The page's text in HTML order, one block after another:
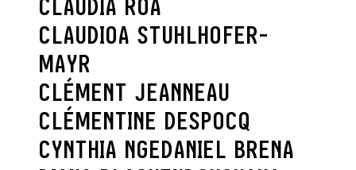
CLAUDIA ROA
CLAUDIOA STUHLHOFER-
MAYR
CLÉMENT JEANNEAU
CLÉMENTINE DESPOCQ
CYNTHIA NGEDANIEL BRENA